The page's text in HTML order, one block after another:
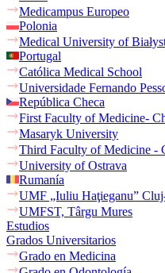
Medicampus Europeo
Polonia
Medical University of
Portugal
Católica Medical School
Universidade Fernando
República Checa
First Faculty of Medicine-
Masaryk University
Third Faculty of Medicine -
University of Ostrava
Rumanía
UMF „Iuliu Haţieganu”
UMFST, Târgu Mures
Estudios
Grados Universitarios
Grado en Medicina